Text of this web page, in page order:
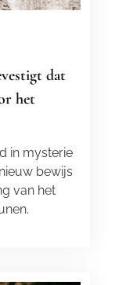
dat
het
in mysterie
bewijs
van het